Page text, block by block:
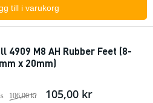
till i varukorg
4909 M8 AH Rubber Feet (8-
x 20mm)
106,00 kr 105,00 kr